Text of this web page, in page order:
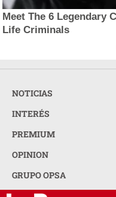
Meet The 6 Legendary
Life Criminals
NOTICIAS
INTERÉS
PREMIUM
OPINION
GRUPO OPSA